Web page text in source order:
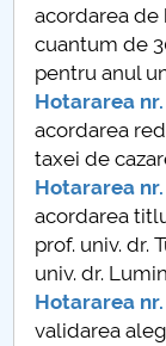
Proiect(PRIM
Proiect SU-
Personal data
UPIT for the
IOSUD/CSUD
Comisie de
acordarea de
cuantum de
pentru anul
Hotararea nr.
acordarea
taxei de
Hotararea nr.
acordarea
prof. univ. dr.
univ. dr.
Hotararea nr.
validarea